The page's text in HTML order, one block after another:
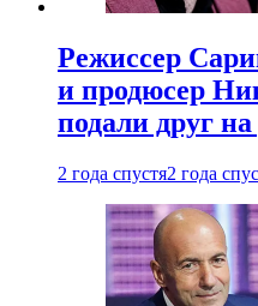
Режиссер
и продюсер
подали друг на
2 года спустя2 года